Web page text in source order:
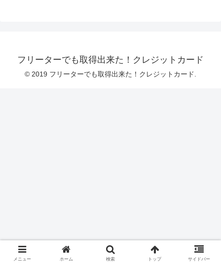
フリーターでも取得出来た！クレジットカード
© 2019 フリーターでも取得出来た！クレジットカード.
メニュー ホーム 検索 トップ サイドバー